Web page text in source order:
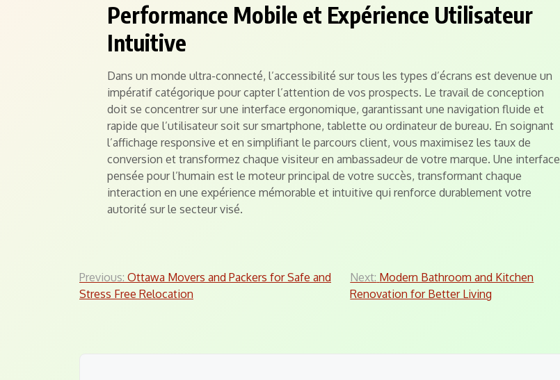
Performance Mobile et Expérience Utilisateur
Intuitive
Dans un monde ultra-connecté, l’accessibilité sur tous les types d’écrans est devenue un
impératif catégorique pour capter l’attention de vos prospects. Le travail de conception
doit se concentrer sur une interface ergonomique, garantissant une navigation fluide et
rapide que l’utilisateur soit sur smartphone, tablette ou ordinateur de bureau. En soignant
l’affichage responsive et en simplifiant le parcours client, vous maximisez les taux de
conversion et transformez chaque visiteur en ambassadeur de votre marque. Une interface
pensée pour l’humain est le moteur principal de votre succès, transformant chaque
interaction en une expérience mémorable et intuitive qui renforce durablement votre
autorité sur le secteur visé.
Post
Previous: Ottawa Movers and Packers for Safe and
Stress Free Relocation
Next: Modern Bathroom and Kitchen
Renovation for Better Living